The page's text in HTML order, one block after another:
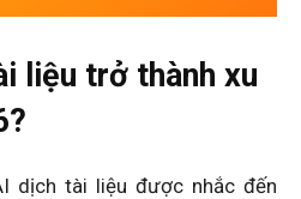
liệu trở thành xu
dịch tài liệu được nhắc đến